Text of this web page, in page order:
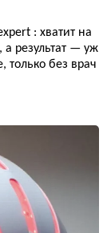
: хватит на
а результат — уж
только без врач